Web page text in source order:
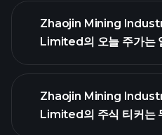
Zhaojin Mining
Limited의 오늘 주가는
Zhaojin Mining
Limited의 주식 티커는